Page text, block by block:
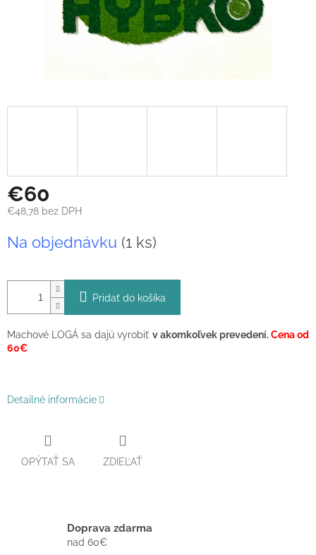
€60
€48,78 bez DPH
cena:
Na objednávku (1 ks)
Pridať do košíka
Machové LOGÁ sa dajú vyrobiť v akomkoľvek prevedení.Cena od
60€
Detailné informácie
OPÝTAŤ SA ZDIEĽAŤ
Doprava zdarma
nad 60€